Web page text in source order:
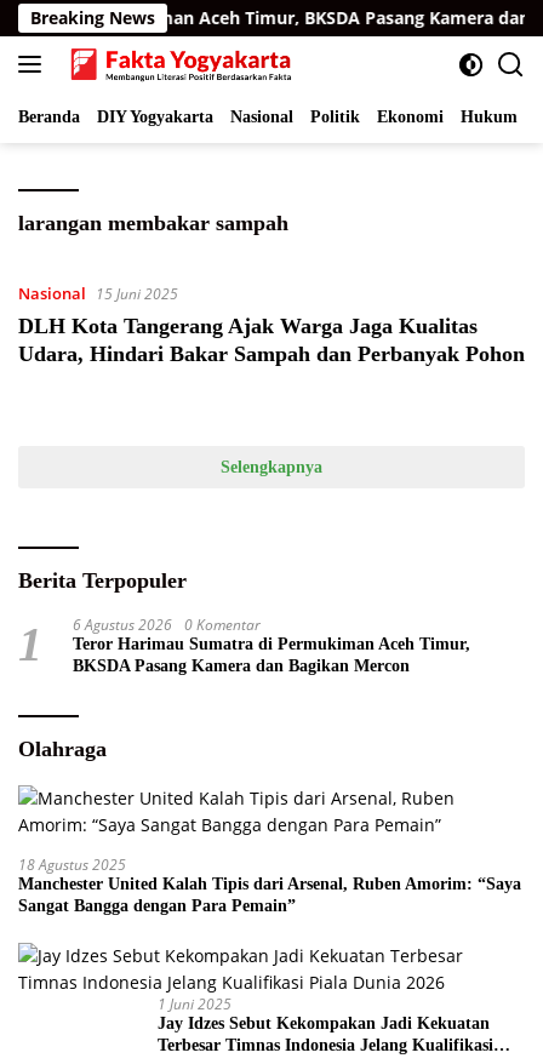
Langsung
ke
konten
Breaking News
di Permukiman Aceh Timur, BKSDA Pasang Kamera dan
Beranda DIY Yogyakarta Nasional Politik Ekonomi Hukum
larangan membakar sampah
Nasional 15 Juni 2025
DLH Kota Tangerang Ajak Warga Jaga Kualitas
Udara, Hindari Bakar Sampah dan Perbanyak Pohon
Selengkapnya
Berita Terpopuler
1 6 Agustus 2026 0 Komentar
Teror Harimau Sumatra di Permukiman Aceh Timur,
BKSDA Pasang Kamera dan Bagikan Mercon
Olahraga
18 Agustus 2025
Manchester United Kalah Tipis dari Arsenal, Ruben Amorim: “Saya
Sangat Bangga dengan Para Pemain”
1 Juni 2025
Jay Idzes Sebut Kekompakan Jadi Kekuatan
Terbesar Timnas Indonesia Jelang Kualifikasi